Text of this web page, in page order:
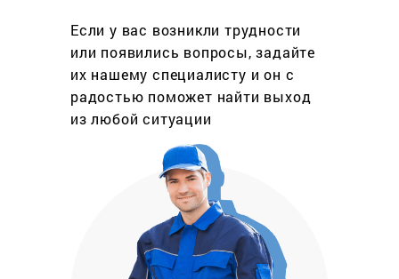
За услуги по ремонту духовых шкафов обычно
приходится отдавать немалые деньги, т.к.
большинство частных мастеров и небольших
компаний покупают запчасти на радиорынках и
это входит в стоимость услуги. Избежать
переплат можно, если вызвать мастера в
надежных сервисных центрах или мастерских,
где все комплектующие покупаются напрямую у
дилеров или производителей.
Обычно стоимость ремонта в Москве не
отличаются от регионов и напрямую связана со
Если у вас возникли трудности
или появились вопросы, задайте
их нашему специалисту и он с
радостью поможет найти выход
из любой ситуации